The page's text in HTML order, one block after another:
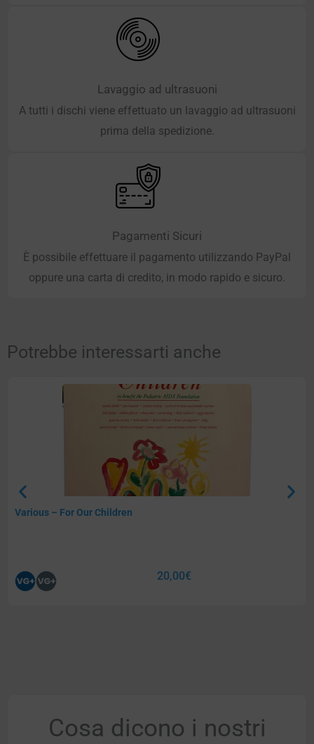
Lavaggio ad ultrasuoni
A tutti i dischi viene effettuato un lavaggio ad ultrasuoni
prima della spedizione.
Pagamenti Sicuri
È possibile effettuare il pagamento utilizzando PayPal
oppure una carta di credito, in modo rapido e sicuro.
Potrebbe interessarti anche
Various – For Our Children
20,00€
Cosa dicono i nostri